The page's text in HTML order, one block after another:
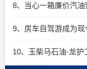
8、当心一箱廉价汽油
9、房车自驾游成为